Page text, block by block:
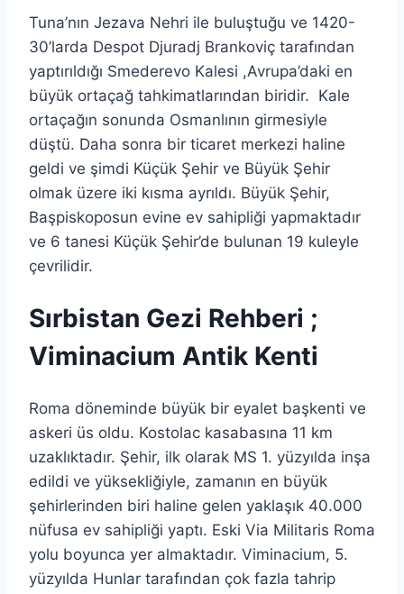
Tuna’nın Jezava Nehri ile buluştuğu ve 1420-
30’larda Despot Djuradj Brankoviç tarafından
yaptırıldığı Smederevo Kalesi ,Avrupa’daki en
büyük ortaçağ tahkimatlarından biridir. Kale
ortaçağın sonunda Osmanlının girmesiyle
düştü. Daha sonra bir ticaret merkezi haline
geldi ve şimdi Küçük Şehir ve Büyük Şehir
olmak üzere iki kısma ayrıldı. Büyük Şehir,
Başpiskoposun evine ev sahipliği yapmaktadır
ve 6 tanesi Küçük Şehir’de bulunan 19 kuleyle
çevrilidir.
Sırbistan Gezi Rehberi ;
Viminacium Antik Kenti
Roma döneminde büyük bir eyalet başkenti ve
askeri üs oldu. Kostolac kasabasına 11 km
uzaklıktadır. Şehir, ilk olarak MS 1. yüzyılda inşa
edildi ve yüksekliğiyle, zamanın en büyük
şehirlerinden biri haline gelen yaklaşık 40.000
nüfusa ev sahipliği yaptı. Eski Via Militaris Roma
yolu boyunca yer almaktadır. Viminacium, 5.
yüzyılda Hunlar tarafından çok fazla tahrip